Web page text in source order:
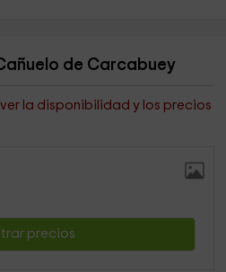
de Carcabuey
la disponibilidad y los precios
precios